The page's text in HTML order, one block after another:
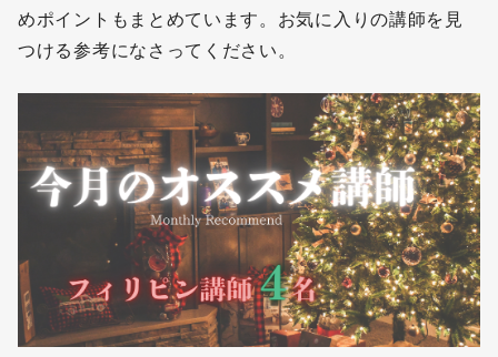
めポイントもまとめています。お気に入りの講師を見
つける参考になさってください。